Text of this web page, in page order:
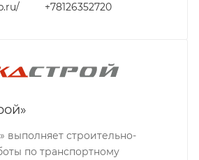
+78126352720
строительно-
по транспортному